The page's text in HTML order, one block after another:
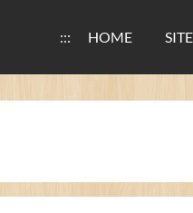
::: HOME